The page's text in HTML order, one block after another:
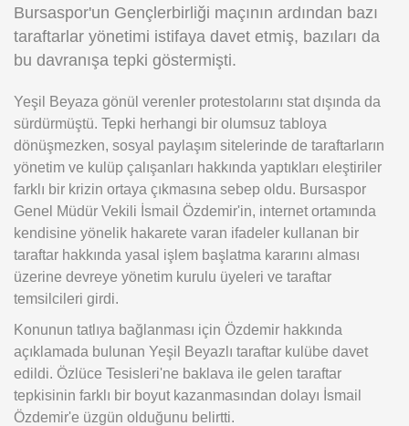
Instagram
Android
iOS
Bursaspor'un Gençlerbirliği maçının ardından bazı
taraftarlar yönetimi istifaya davet etmiş, bazıları da
bu davranışa tepki göstermişti.
Yeşil Beyaza gönül verenler protestolarını stat dışında da
sürdürmüştü. Tepki herhangi bir olumsuz tabloya
dönüşmezken, sosyal paylaşım sitelerinde de taraftarların
yönetim ve kulüp çalışanları hakkında yaptıkları eleştiriler
farklı bir krizin ortaya çıkmasına sebep oldu. Bursaspor
Genel Müdür Vekili İsmail Özdemir'in, internet ortamında
kendisine yönelik hakarete varan ifadeler kullanan bir
taraftar hakkında yasal işlem başlatma kararını alması
üzerine devreye yönetim kurulu üyeleri ve taraftar
temsilcileri girdi.
Konunun tatlıya bağlanması için Özdemir hakkında
açıklamada bulunan Yeşil Beyazlı taraftar kulübe davet
edildi. Özlüce Tesisleri'ne baklava ile gelen taraftar
tepkisinin farklı bir boyut kazanmasından dolayı İsmail
Özdemir'e üzgün olduğunu belirtti.